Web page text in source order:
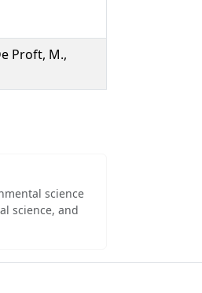
Proft, M.,
science
science, and